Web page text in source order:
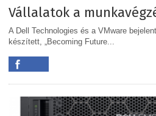
Vállalatok a
A Dell Technologies és a VMware
készített, „Becoming Future...